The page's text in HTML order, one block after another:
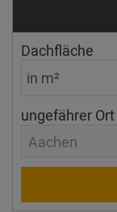
Dachfläche
ungefährer Ort
Aachen